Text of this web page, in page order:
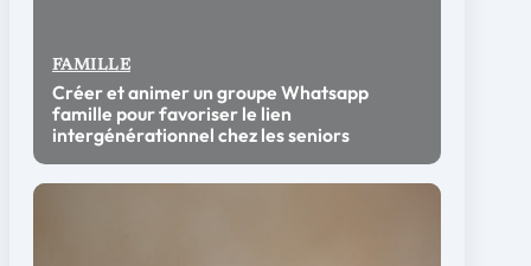
FAMILLE
Créer et animer un groupe Whatsapp
famille pour favoriser le lien
intergénérationnel chez les seniors